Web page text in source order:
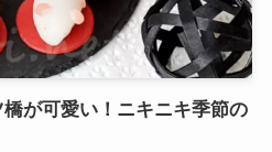
が可愛い！ニキニキ季節の